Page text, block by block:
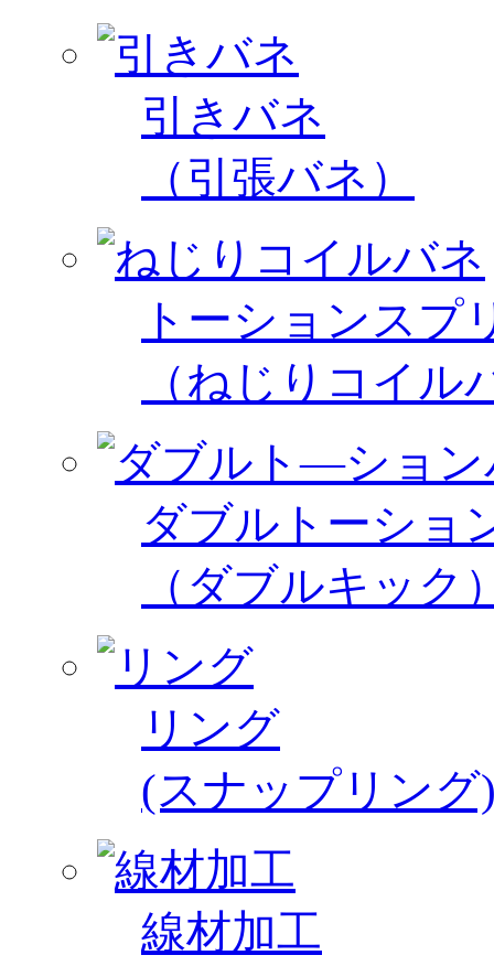
引きバネ
（引張バネ）
トーションスプ
（ねじりコイル
ダブルトーショ
（ダブルキック
リング
(スナップリング
線材加工